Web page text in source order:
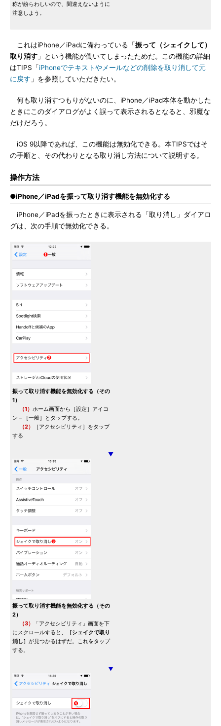
称が紛らわしいので、間違えないように
注意しよう。
これはiPhone／iPadに備わっている「振って（シェイクして）
取り消す 」という機能が働いてしまったためだ。この機能の詳細
はTIPS「iPhoneでテキストやメールなどの削除を取り消して元
に戻す 」を参照していただきたい。
何も取り消すつもりがないのに、iPhone／iPad本体を動かした
ときにこのダイアログがよく誤って表示されるとなると、邪魔な
だけだろう。
iOS 9以降であれば、この機能は無効化できる。本TIPSではそ
の手順と、その代わりとなる取り消し方法について説明する。
操作方法
●iPhone／iPadを振って取り消す機能を無効化する
iPhone／iPadを振ったときに表示される「取り消し」ダイアロ
グは、次の手順で無効化できる。
振って取り消す機能を無効化する（その
1）
（1） ホーム画面から［設定］アイコ
ン－［一般］とタップする。
（2）
［アクセシビリティ］をタップ
する
▼
振って取り消す機能を無効化する（その
2）
（3）
「アクセシビリティ」画面を下
にスクロールすると、
［シェイクで取り
消し］ が見つかるはずだ。これをタップ
する。
▼